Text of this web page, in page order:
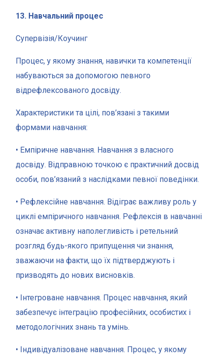
13. Навчальний процес
Супервізія/Коучинг
Процес, у якому знання, навички та компетенції
набуваються за допомогою певного
відрефлексованого досвіду.
Характеристики та цілі, пов’язані з такими
формами навчання:
• Емпіричне навчання. Навчання з власного
досвіду. Відправною точкою є практичний досвід
особи, пов’язаний з наслідками певної поведінки.
• Рефлексійне навчання. Відіграє важливу роль у
циклі емпіричного навчання. Рефлексія в навчанні
означає активну наполегливість і ретельний
розгляд будь-якого припущення чи знання,
зважаючи на факти, що їх підтверджують і
призводять до нових висновків.
• Інтегроване навчання. Процес навчання, який
забезпечує інтеграцію професійних, особистих і
методологічних знань та умінь.
• Індивідуалізоване навчання. Процес, у якому